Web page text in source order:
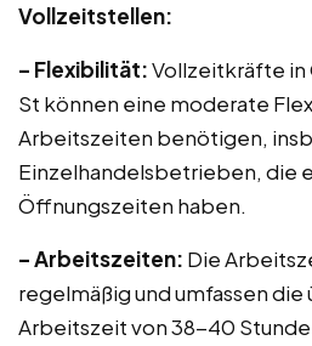
Vollzeitstellen:
– Flexibilität:Vollzeitkräfte in
St können eine moderate
Arbeitszeiten benötigen,
Einzelhandelsbetrieben, die
Öffnungszeiten haben.
– Arbeitszeiten: Die
regelmäßig und umfassen
Arbeitszeit von 38-40